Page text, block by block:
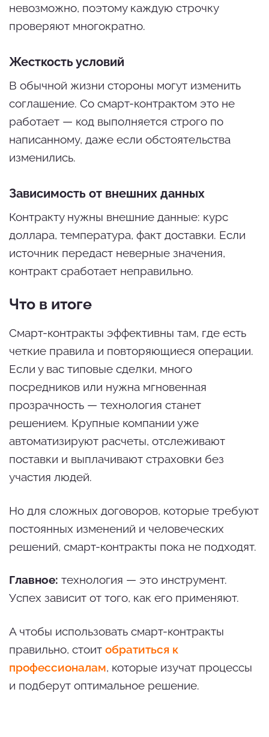
невозможно, поэтому каждую строчку
проверяют многократно.
Жесткость условий
В обычной жизни стороны могут изменить
соглашение. Со смарт-контрактом это не
работает — код выполняется строго по
написанному, даже если обстоятельства
изменились.
Зависимость от внешних данных
Контракту нужны внешние данные: курс
доллара, температура, факт доставки. Если
источник передаст неверные значения,
контракт сработает неправильно.
Что в итоге
Смарт-контракты эффективны там, где есть
четкие правила и повторяющиеся операции.
Если у вас типовые сделки, много
посредников или нужна мгновенная
прозрачность — технология станет
решением. Крупные компании уже
автоматизируют расчеты, отслеживают
поставки и выплачивают страховки без
участия людей.
Но для сложных договоров, которые требуют
постоянных изменений и человеческих
решений, смарт-контракты пока не подходят.
Главное: технология — это инструмент.
Успех зависит от того, как его применяют.
А чтобы использовать смарт-контракты
правильно, стоит обратиться к
профессионалам, которые изучат процессы
и подберут оптимальное решение.